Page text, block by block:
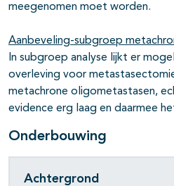
meegenomen moet worden.
Aanbeveling-subgroep
In subgroep analyse lijkt er
overleving voor
metachrone oligometastasen,
evidence erg laag en daarmee
Onderbouwing
Achtergrond